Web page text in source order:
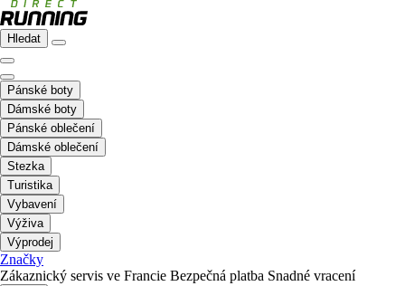
Hledat
Pánské boty
Dámské boty
Pánské oblečení
Dámské oblečení
Stezka
Turistika
Vybavení
Výživa
Výprodej
Značky
Zákaznický servis ve Francie Bezpečná platba Snadné vracení